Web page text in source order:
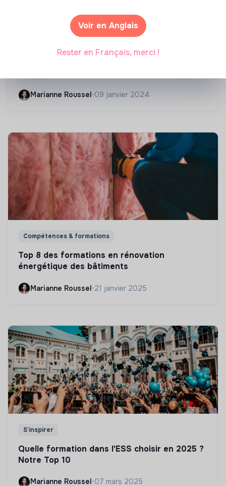
Marianne Roussel•09 janvier 2024
Compétences & formations
Top 8 des formations en rénovation
énergétique des bâtiments
Marianne Roussel•21 janvier 2025
S'inspirer
Quelle formation dans l'ESS choisir en 2025 ?
Notre Top 10
Marianne Roussel •07 mars 2025
Voir en Anglais
Rester en Français, merci !